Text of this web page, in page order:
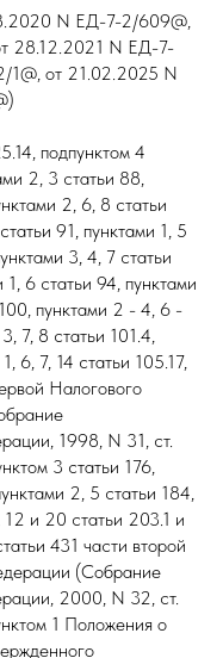
N ЕД-7-2/609@,
28.12.2021 N ЕД-7-
1@, от 21.02.2025 N
подпунктом 4
2, 3 статьи 88,
2, 6, 8 статьи
91, пунктами 1, 5
3, 4, 7 статьи
6 статьи 94, пунктами
пунктами 2 - 4, 6 -
7, 8 статьи 101.4,
6, 7, 14 статьи 105.17,
Налогового
1998, N 31, ст.
3 статьи 176,
2, 5 статьи 184,
12 и 20 статьи 203.1 и
431 части второй
(Собрание
2000, N 32, ст.
1 Положения о